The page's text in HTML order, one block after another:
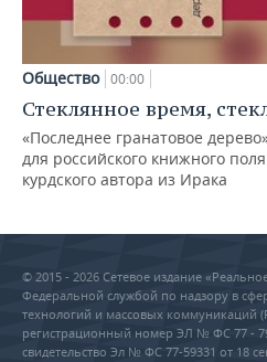
Общество 00:00
Стеклянное время,
«Последнее гранатовое
для российского книжного
курдского автора из Ирака
© 2015 - 2026 Сетевое издание
Федеральной службой по надзору в
технологий и массовых коммуникаций
регистрационный номер ЭЛ № ФС 77 -
свидетельство Эл № ФС 77-59331 от 18